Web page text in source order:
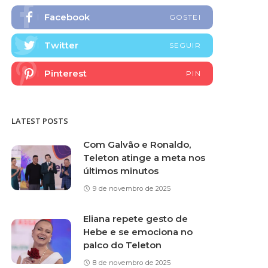
Facebook GOSTEI
Twitter SEGUIR
Pinterest PIN
LATEST POSTS
Com Galvão e Ronaldo,
Teleton atinge a meta nos
últimos minutos
9 de novembro de 2025
Eliana repete gesto de
Hebe e se emociona no
palco do Teleton
8 de novembro de 2025